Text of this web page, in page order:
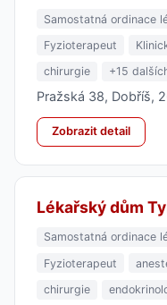
Samostatná ordinace
Fyzioterapeut
chirurgie
+15
Pražská 38, Dobříš,
Zobrazit detail
Lékařský dům
Samostatná ordinace
Fyzioterapeut
chirurgie